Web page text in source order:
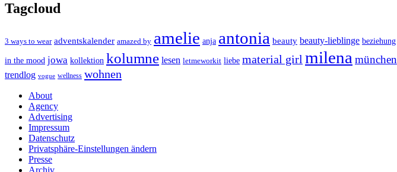
Tagcloud
3 ways to wear adventskalender amazed by amelie anja antonia beauty beauty-lieblinge beziehung
in the mood jowa kollektion kolumne lesen letmeworkit liebe material girl milena münchen
trendlog vogue wellness wohnen
About
Agency
Advertising
Impressum
Datenschutz
Privatsphäre-Einstellungen ändern
Presse